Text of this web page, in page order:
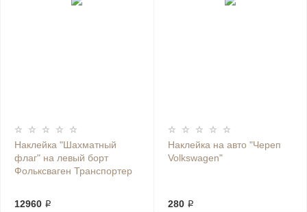
Наклейка "Шахматный
флаг" на левый борт
Фольксваген Транспортер
12960 ₽
Наклейка на авто "Череп
Volkswagen"
280 ₽